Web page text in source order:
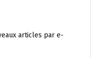
articles par e-